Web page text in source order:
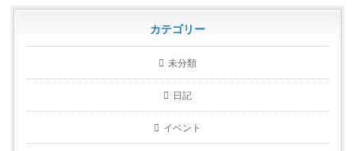
カテゴリー
未分類
日記
イベント